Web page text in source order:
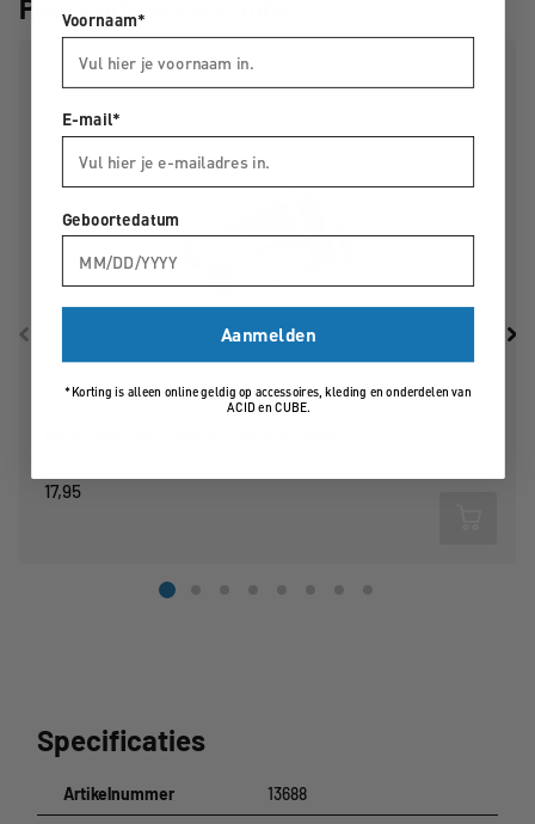
Passende accessoires
17,95
Specificaties
Artikelnummer 13688
Voornaam*
E-mail*
Geboortedatum
Aanmelden
*Korting is alleen online geldig op accessoires, kleding en onderdelen van
ACID en CUBE.